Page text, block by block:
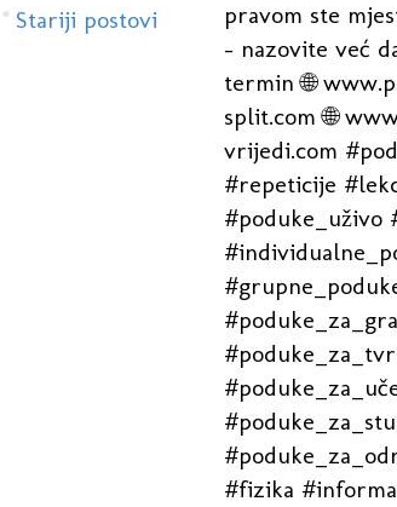
Stariji postovi
pravom ste
- nazovite već
termin 🌐
split.com 🌐
vrijedi.com
#repeticije
#poduke_uživo
#fizika